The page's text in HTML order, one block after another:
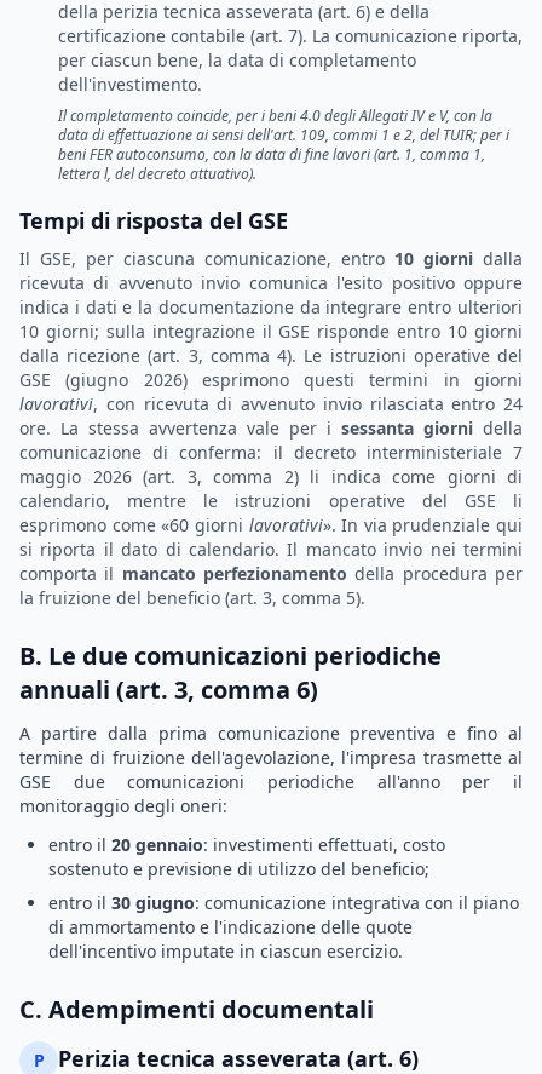
della perizia tecnica asseverata (art. 6) e della
certificazione contabile (art. 7). La comunicazione riporta,
per ciascun bene, la data di completamento
dell'investimento.
Ilcompletamentocoincide, per i beni 4.0 degli Allegati IV e V, con la
data di effettuazione ai sensi dell'art. 109, commi 1 e 2, del TUIR; per i
beni FER autoconsumo, con ladata di fine lavori(art. 1, comma 1,
lettera l, del decreto attuativo).
Tempi di risposta del GSE
Il GSE, per ciascuna comunicazione, entro 10 giorni dalla
ricevuta di avvenuto invio comunica l'esito positivo oppure
indica i dati e la documentazione da integrare entro ulteriori
10 giorni; sulla integrazione il GSE risponde entro 10 giorni
dalla ricezione (art. 3, comma 4). Le istruzioni operative del
GSE (giugno 2026) esprimono questi termini in giorni
lavorativi, con ricevuta di avvenuto invio rilasciata entro 24
ore. La stessa avvertenza vale per i sessanta giorni della
comunicazione di conferma: il decreto interministeriale 7
maggio 2026 (art. 3, comma 2) li indica come giorni di
calendario, mentre le istruzioni operative del GSE li
esprimono come «60 giorni lavorativi». In via prudenziale qui
si riporta il dato di calendario. Il mancato invio nei termini
comporta il mancato perfezionamento della procedura per
la fruizione del beneficio (art. 3, comma 5).
B. Le due comunicazioni periodiche
annuali (art. 3, comma 6)
A partire dalla prima comunicazione preventiva e fino al
termine di fruizione dell'agevolazione, l'impresa trasmette al
GSE due comunicazioni periodiche all'anno per il
monitoraggio degli oneri:
entro il 20 gennaio: investimenti effettuati, costo
sostenuto e previsione di utilizzo del beneficio;
entro il 30 giugno: comunicazione integrativa con il piano
di ammortamento e l'indicazione delle quote
dell'incentivo imputate in ciascun esercizio.
C. Adempimenti documentali
P Perizia tecnica asseverata (art. 6)